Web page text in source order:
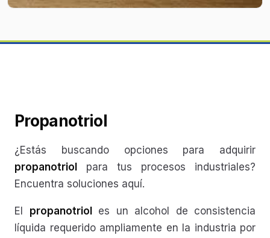
Propanotriol
¿Estás buscando opciones para adquirir
propanotriol para tus procesos industriales?
Encuentra soluciones aquí.
El propanotriol
es un alcohol de consistencia
líquida requerido ampliamente en la industria por